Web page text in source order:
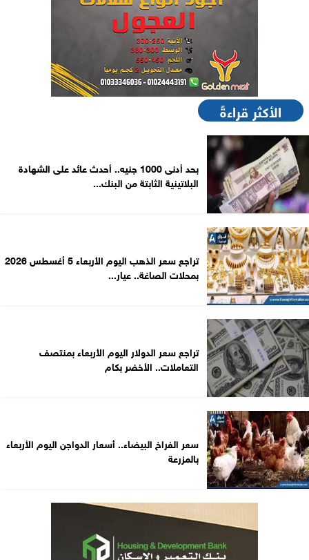
الأكثر قراءةً
بحد أدنى 1000 جنيه.. أحدث عائد على الشهادة
البلاتينية الثابتة من البنك...
تراجع سعر الذهب اليوم الأربعاء 5 أغسطس 2026
بمحلات الصاغة.. عيار...
تراجع سعر الدولار اليوم الأربعاء بمنتصف
التعاملات.. الأخضر بكام
سعر الفراخ البيضاء.. أسعار الدواجن اليوم الأربعاء
بالمزرعة